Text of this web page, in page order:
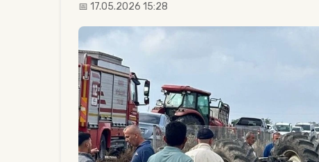
📅 17.05.2026 15:28